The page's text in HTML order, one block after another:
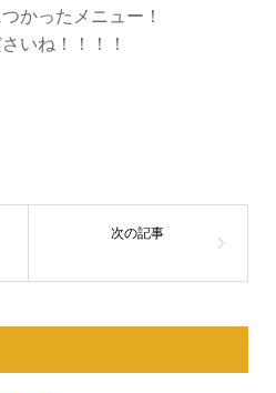
かったメニュー！
いね！！！！